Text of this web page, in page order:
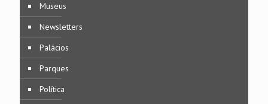
Museus
Newsletters
Palácios
Parques
Política